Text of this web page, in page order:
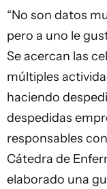
“No son datos
pero a uno le
Se acercan las
múltiples
haciendo
despedidas
responsables
Cátedra de
elaborado una